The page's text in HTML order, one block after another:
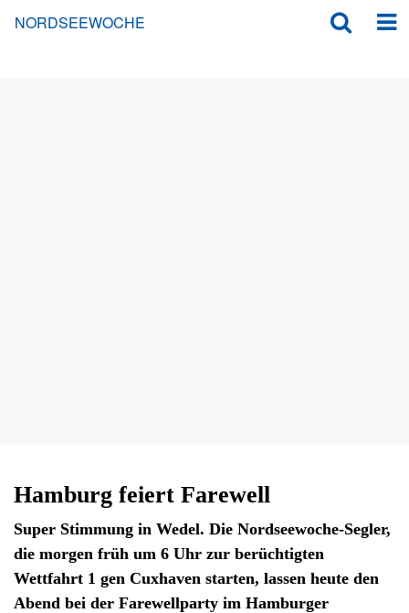
NORDSEEWOCHE
Hamburg feiert Farewell
Super Stimmung in Wedel. Die Nordseewoche-Segler,
die morgen früh um 6 Uhr zur berüchtigten
Wettfahrt 1 gen Cuxhaven starten, lassen heute den
Abend bei der Farewellparty im Hamburger